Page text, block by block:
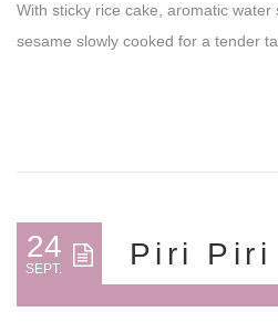
With sticky rice cake, aromatic water
sesame slowly cooked for a tender
24
SEPT. Piri Piri